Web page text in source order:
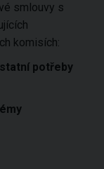
smlouvy s
komisích:
potřeby